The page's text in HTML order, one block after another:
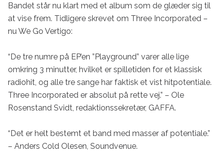
Bandet står nu klart med et album som de glæder sig til
at vise frem. Tidligere skrevet om Three Incorporated –
nu We Go Vertigo:
“De tre numre på EP’en ”Playground” varer alle lige
omkring 3 minutter, hvilket er spilletiden for et klassisk
radiohit, og alle tre sange har faktisk et vist hitpotentiale.
Three Incorporated er absolut på rette vej.” – Ole
Rosenstand Svidt, redaktionssekretær, GAFFA.
“Det er helt bestemt et band med masser af potentiale.”
– Anders Cold Olesen, Soundvenue.